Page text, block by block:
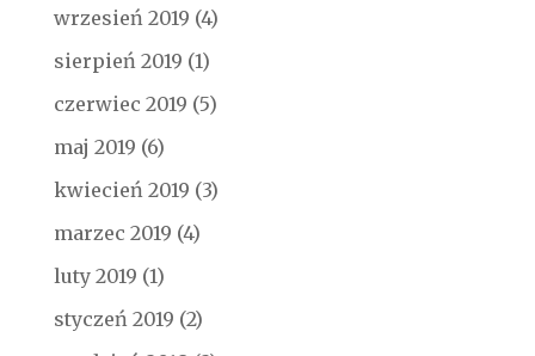
wrzesień 2019 (4)
sierpień 2019 (1)
czerwiec 2019 (5)
maj 2019 (6)
kwiecień 2019 (3)
marzec 2019 (4)
luty 2019 (1)
styczeń 2019 (2)